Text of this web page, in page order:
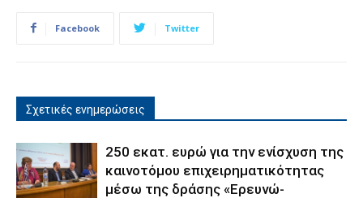
Facebook Twitter
Σχετικές ενημερώσεις
250 εκατ. ευρώ για την ενίσχυση της
καινοτόμου επιχειρηματικότητας
μέσω της δράσης «Ερευνώ-